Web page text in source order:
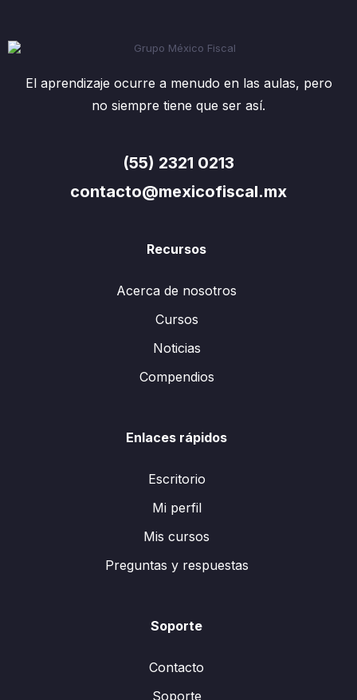
El aprendizaje ocurre a menudo en las aulas, pero
no siempre tiene que ser así.
(55) 2321 0213
contacto@mexicofiscal.mx
Recursos
Acerca de nosotros
Cursos
Noticias
Compendios
Enlaces rápidos
Escritorio
Mi perfil
Mis cursos
Preguntas y respuestas
Soporte
Contacto
Soporte